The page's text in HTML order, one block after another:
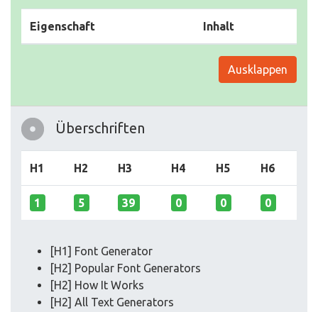
Eigenschaft Inhalt
Ausklappen
Überschriften
H1 H2 H3 H4 H5 H6
1 5 39 0 0 0
[H1] Font Generator
[H2] Popular Font Generators
[H2] How It Works
[H2] All Text Generators